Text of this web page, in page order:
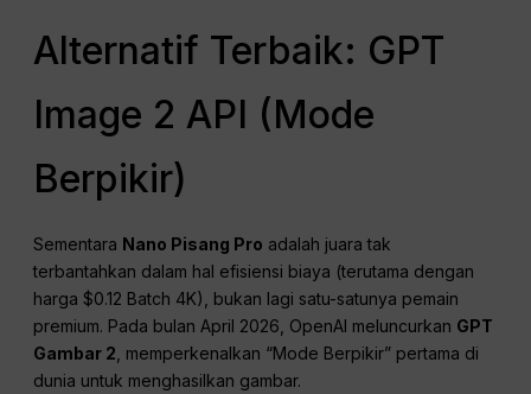
Alternatif Terbaik: GPT
Image 2 API (Mode
Berpikir)
Sementara Nano Pisang Pro adalah juara tak
terbantahkan dalam hal efisiensi biaya (terutama dengan
harga $0.12 Batch 4K), bukan lagi satu-satunya pemain
premium. Pada bulan April 2026, OpenAI meluncurkan GPT
Gambar 2 , memperkenalkan “Mode Berpikir” pertama di
dunia untuk menghasilkan gambar.